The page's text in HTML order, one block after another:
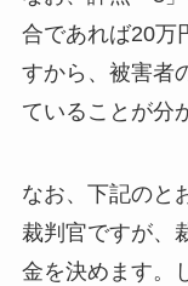
合であれば20万
すから、被害者
ていることが分
なお、下記のと
裁判官ですが、
金を決めます。